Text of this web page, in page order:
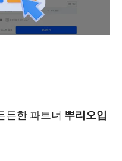
든한 파트너 뿌리오입